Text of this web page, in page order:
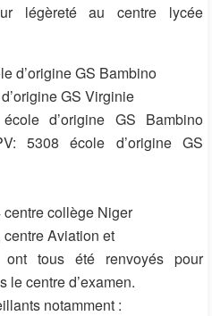
légèreté au centre lycée
d’origine GS Bambino
GS Virginie
d’origine GS Bambino
5308 école d’origine GS
collège Niger
Aviation et
tous été renvoyés pour
le centre d’examen.
notamment :